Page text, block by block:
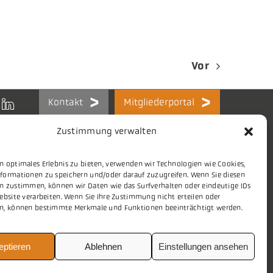
Zustimmung verwalten
optimales Erlebnis zu bieten, verwenden wir Technologien wie Cookies,
zu speichern und/oder darauf zuzugreifen. Wenn Sie diesen
zustimmen, können wir Daten wie das Surfverhalten oder eindeutige IDs
verarbeiten. Wenn Sie Ihre Zustimmung nicht erteilen oder
können bestimmte Merkmale und Funktionen beeinträchtigt werden.
Ablehnen Einstellungen ansehen
Vor
Kontakt Mitgliederportal
Themen
Presse
Stellenmarkt
Aktuelles